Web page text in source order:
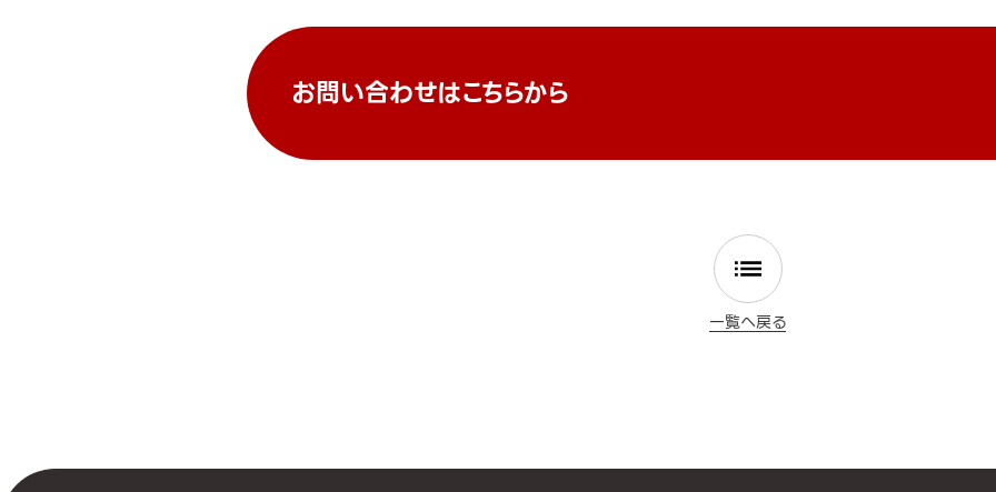
お問い合わせはこちらから
一覧へ戻る